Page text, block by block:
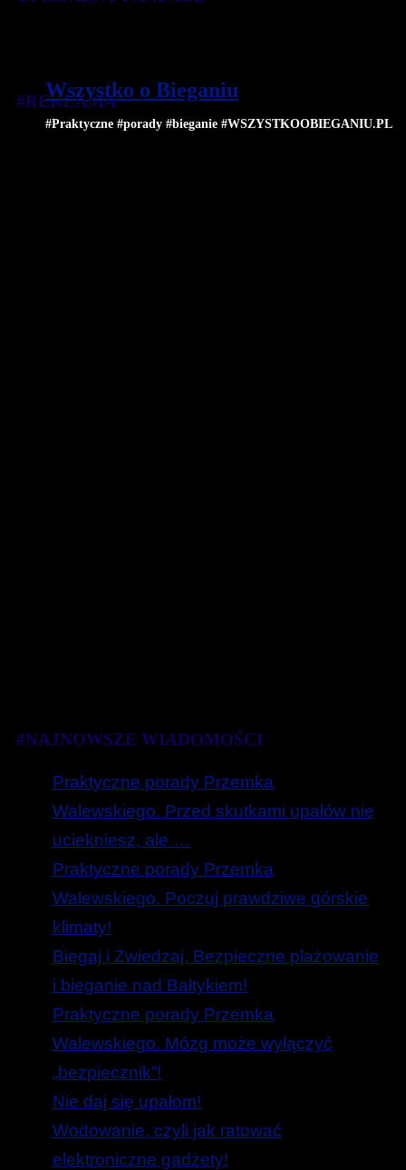
Wszystko o Bieganiu
#Praktyczne #porady #bieganie #WSZYSTKOOBIEGANIU.PL
#REKLAMA
#NAJNOWSZE WIADOMOŚCI
Praktyczne porady Przemka
Walewskiego. Przed skutkami upałów nie
uciekniesz, ale …
Praktyczne porady Przemka
Walewskiego. Poczuj prawdziwe górskie
klimaty!
Biegaj i Zwiedzaj. Bezpieczne plażowanie
i bieganie nad Bałtykiem!
Praktyczne porady Przemka
Walewskiego. Mózg może wyłączyć
„bezpiecznik”!
Nie daj się upałom!
Wodowanie, czyli jak ratować
elektroniczne gadżety!